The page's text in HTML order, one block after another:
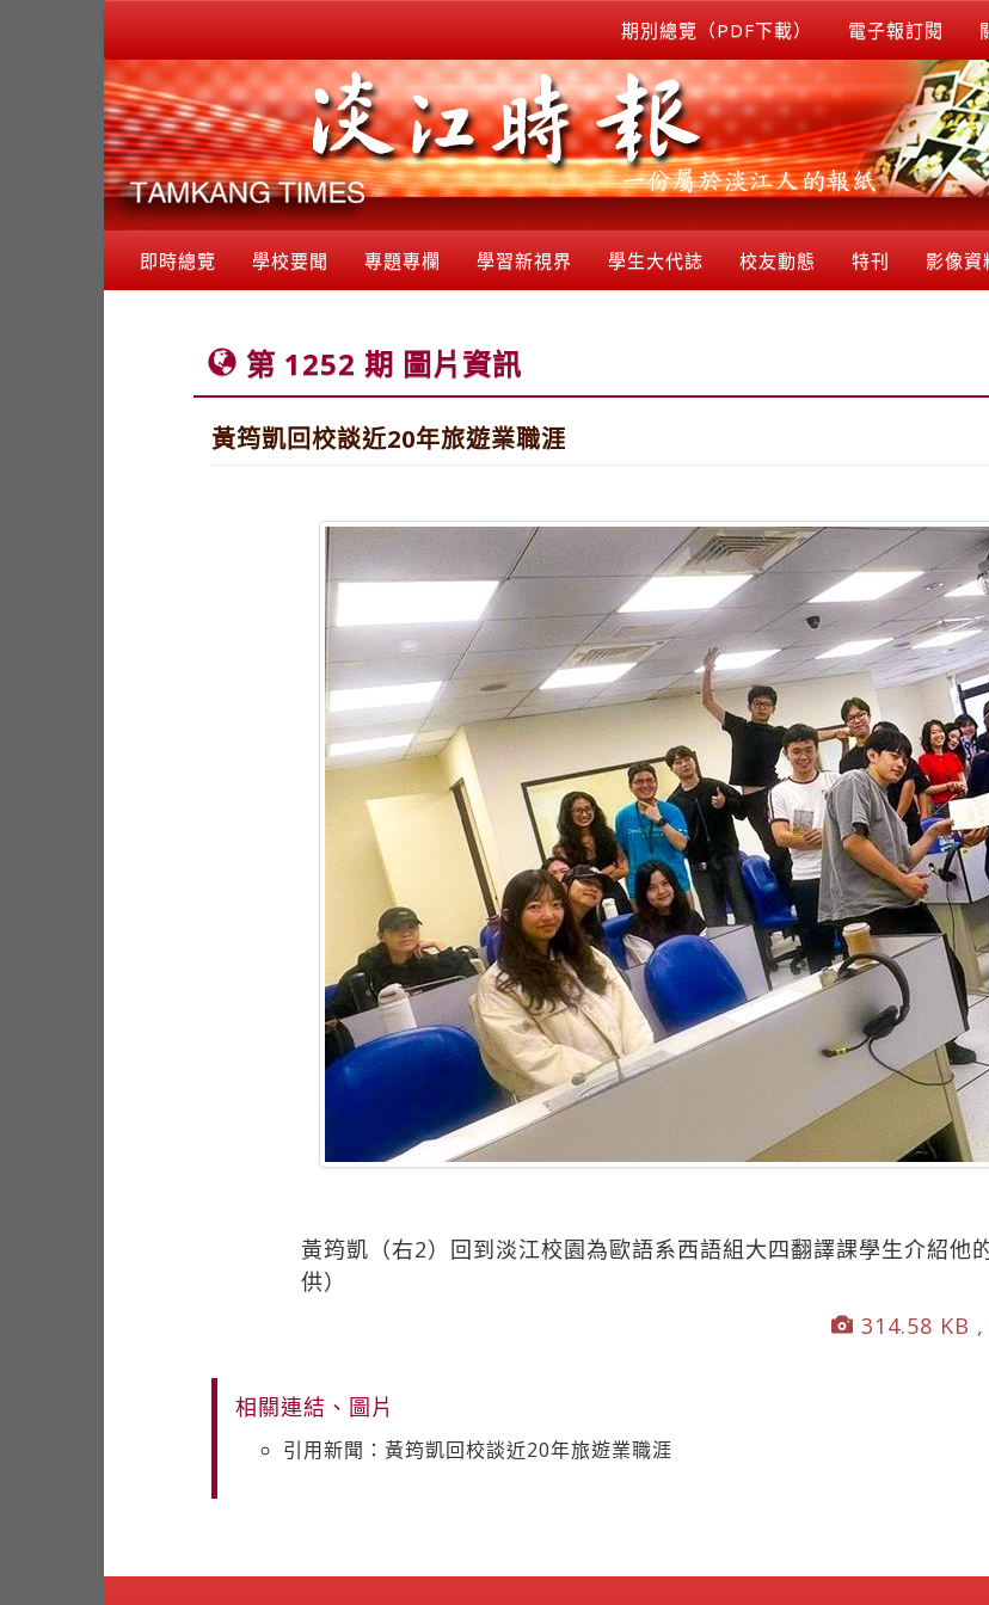
期別總覽（PDF下載） 電子報訂閱
即時總覽 學校要聞 專題專欄 學習新視界 學生大代誌 校友動態 特刊 影像資
第 1252 期 圖片資訊
黃筠凱回校談近20年旅遊業職涯
黃筠凱（右2）回到淡江校園為歐語系西語組大四翻譯課學生介紹他
供）
314.58 KB
相關連結、圖片
引用新聞：黃筠凱回校談近20年旅遊業職涯